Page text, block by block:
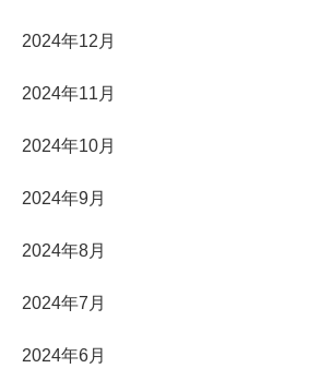
2024年12月
2024年11月
2024年10月
2024年9月
2024年8月
2024年7月
2024年6月